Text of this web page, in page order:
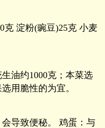
克 淀粉(豌豆)25克 小麦
油约1000克；本菜选
用脆性的为宜。
导致便秘。 鸡蛋：与